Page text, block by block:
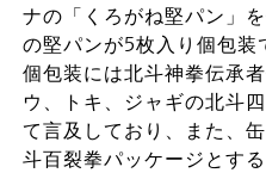
ナの「くろがね堅パン」
の堅パンが5枚入り個包装
個包装には北斗神拳伝承
ウ、トキ、ジャギの北斗
て言及しており、また、
斗百裂拳パッケージとす